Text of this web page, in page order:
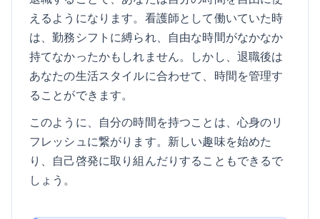
えるようになります。看護師として働いていた時
は、勤務シフトに縛られ、自由な時間がなかなか
持てなかったかもしれません。しかし、退職後は
あなたの生活スタイルに合わせて、時間を管理す
ることができます。
このように、自分の時間を持つことは、心身のリ
フレッシュに繋がります。新しい趣味を始めた
り、自己啓発に取り組んだりすることもできるで
しょう。